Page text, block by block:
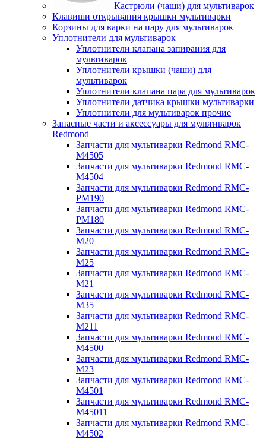
Кастрюли (чаши) для мультиварок
Клавиши открывания крышки мультиварки
Корзины для варки на пару для мультиварок
Уплотнители для мультиварок
Уплотнители клапана запирания для
мультиварок
Уплотнители крышки (чаши) для
мультиварок
Уплотнители клапана пара для мультиварок
Уплотнители датчика крышки мультиварки
Уплотнители для мультиварок прочие
Запасные части и аксессуары для мультиварок
Redmond
Запчасти для мультиварки Redmond RMC-
M4505
Запчасти для мультиварки Redmond RMC-
M4504
Запчасти для мультиварки Redmond RMC-
PM190
Запчасти для мультиварки Redmond RMC-
PM180
Запчасти для мультиварки Redmond RMC-
M20
Запчасти для мультиварки Redmond RMC-
M25
Запчасти для мультиварки Redmond RMC-
M21
Запчасти для мультиварки Redmond RMC-
M35
Запчасти для мультиварки Redmond RMC-
M211
Запчасти для мультиварки Redmond RMC-
M4500
Запчасти для мультиварки Redmond RMC-
M23
Запчасти для мультиварки Redmond RMC-
M4501
Запчасти для мультиварки Redmond RMC-
M45011
Запчасти для мультиварки Redmond RMC-
M4502